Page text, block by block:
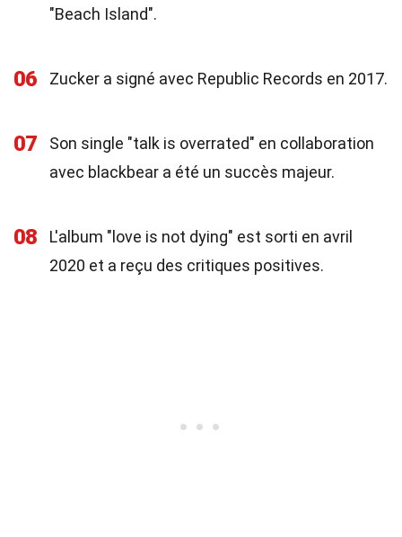
"Beach Island".
06 Zucker a signé avec Republic Records en 2017.
07
Son single "talk is overrated" en collaboration
avec blackbear a été un succès majeur.
08
L'album "love is not dying" est sorti en avril
2020 et a reçu des critiques positives.